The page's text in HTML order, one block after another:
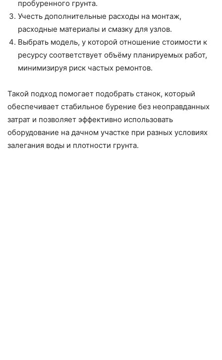
пробуренного грунта.
Учесть дополнительные расходы на монтаж,
расходные материалы и смазку для узлов.
Выбрать модель, у которой отношение стоимости к
ресурсу соответствует объёму планируемых работ,
минимизируя риск частых ремонтов.
Такой подход помогает подобрать станок, который
обеспечивает стабильное бурение без неоправданных
затрат и позволяет эффективно использовать
оборудование на дачном участке при разных условиях
залегания воды и плотности грунта.